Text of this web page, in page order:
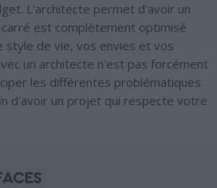
L'architecte permet d'avoir un
est complètement optimisé
de vie, vos envies et vos
un architecte n'est pas forcément
les différentes problématiques
d'avoir un projet qui respecte votre